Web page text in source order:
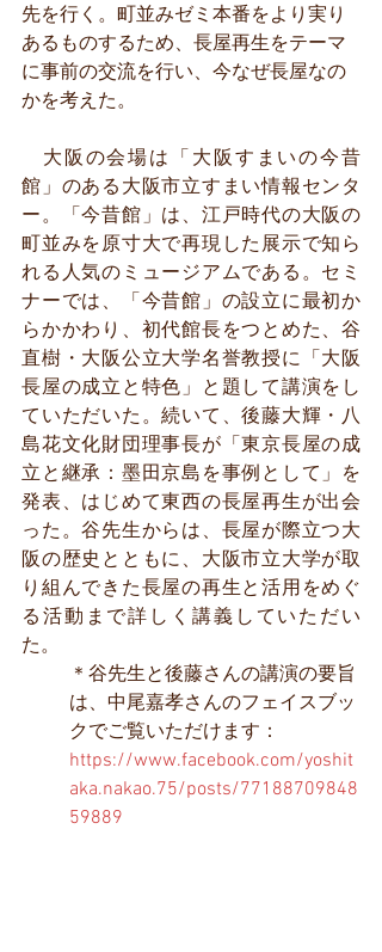
先を行く。町並みゼミ本番をより実り
あるものするため、長屋再生をテーマ
に事前の交流を行い、今なぜ長屋なの
かを考えた。
大阪の会場は「大阪すまいの今昔
館」のある大阪市立すまい情報センタ
ー。「今昔館」は、江戸時代の大阪の
町並みを原寸大で再現した展示で知ら
れる人気のミュージアムである。セミ
ナーでは、「今昔館」の設立に最初か
らかかわり、初代館長をつとめた、谷
直樹・大阪公立大学名誉教授に「大阪
長屋の成立と特色」と題して講演をし
ていただいた。続いて、後藤大輝・八
島花文化財団理事長が「東京長屋の成
立と継承：墨田京島を事例として」を
発表、はじめて東西の長屋再生が出会
った。谷先生からは、長屋が際立つ大
阪の歴史とともに、大阪市立大学が取
り組んできた長屋の再生と活用をめぐ
る活動まで詳しく講義していただい
た。
＊谷先生と後藤さんの講演の要旨
は、中尾嘉孝さんのフェイスブッ
クでご覧いただけます：
https://www.facebook.com/yoshit
aka.nakao.75/posts/77188709848
59889